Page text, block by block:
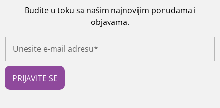
Budite u toku sa našim najnovijim ponudama i
objavama.
U
e
s
t
PRIJAVITE SE